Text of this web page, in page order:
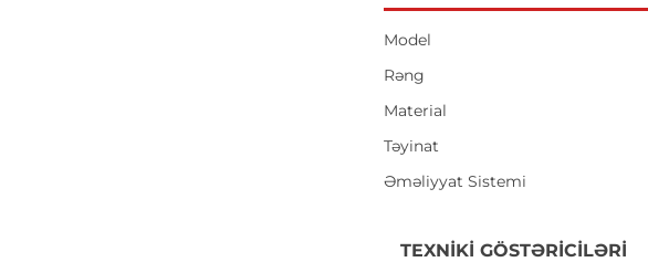
Model
Rəng
Material
Təyinat
Əməliyyat Sistemi
TEXNIKI GÖSTƏRICILƏRI